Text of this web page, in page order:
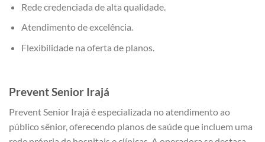
Rede credenciada de alta qualidade.
Atendimento de excelência.
Flexibilidade na oferta de planos.
Prevent Senior Irajá
Prevent Senior Irajá é especializada no atendimento ao
público sênior, oferecendo planos de saúde que incluem uma